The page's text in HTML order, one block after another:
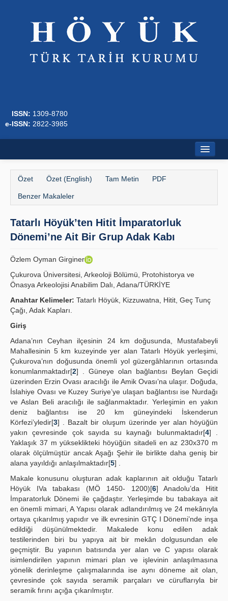
ISSN: 1309-8780
e-ISSN: 2822-3985
Dergi Kurulları
Yazım Kuralları
Kılavuzlar
İletişim
Özet Özet (English) Tam Metin PDF
Benzer Makaleler
Tatarlı Höyük’ten Hitit İmparatorluk
Dönemi’ne Ait Bir Grup Adak Kabı
Özlem Oyman Girginer
Çukurova Üniversitesi, Arkeoloji Bölümü, Protohistorya ve
Önasya Arkeolojisi Anabilim Dalı, Adana/TÜRKİYE
Anahtar Kelimeler: Tatarlı Höyük, Kizzuwatna, Hitit, Geç Tunç
Çağı, Adak Kapları.
Giriş
Adana’nın Ceyhan ilçesinin 24 km doğusunda, Mustafabeyli
Mahallesinin 5 km kuzeyinde yer alan Tatarlı Höyük yerleşimi,
Çukurova’nın doğusunda önemli yol güzergâhlarının ortasında
konumlanmaktadır[2] . Güneye olan bağlantısı Beylan Geçidi
üzerinden Erzin Ovası aracılığı ile Amik Ovası’na ulaşır. Doğuda,
İslahiye Ovası ve Kuzey Suriye’ye ulaşan bağlantısı ise Nurdağı
ve Aslan Beli aracılığı ile sağlanmaktadır. Yerleşimin en yakın
deniz bağlantısı ise 20 km güneyindeki İskenderun
Körfezi’yledir[3] . Bazalt bir oluşum üzerinde yer alan höyüğün
yakın çevresinde çok sayıda su kaynağı bulunmaktadır[4] .
Yaklaşık 37 m yükseklikteki höyüğün sitadeli en az 230x370 m
olarak ölçülmüştür ancak Aşağı Şehir ile birlikte daha geniş bir
alana yayıldığı anlaşılmaktadır[5] .
Makale konusunu oluşturan adak kaplarının ait olduğu Tatarlı
Höyük IVa tabakası (MÖ 1450- 1200)[6] Anadolu’da Hitit
İmparatorluk Dönemi ile çağdaştır. Yerleşimde bu tabakaya ait
en önemli mimari, A Yapısı olarak adlandırılmış ve 24 mekânıyla
ortaya çıkarılmış yapıdır ve ilk evresinin GTÇ I Dönemi’nde inşa
edildiği düşünülmektedir. Makalede konu edilen adak
testilerinden biri bu yapıya ait bir mekân dolgusundan ele
geçmiştir. Bu yapının batısında yer alan ve C yapısı olarak
isimlendirilen yapının mimari plan ve işlevinin anlaşılmasına
yönelik derinleşme çalışmalarında ise aynı döneme ait olan,
çevresinde çok sayıda seramik parçaları ve cüruflarıyla bir
seramik fırını açığa çıkarılmıştır.